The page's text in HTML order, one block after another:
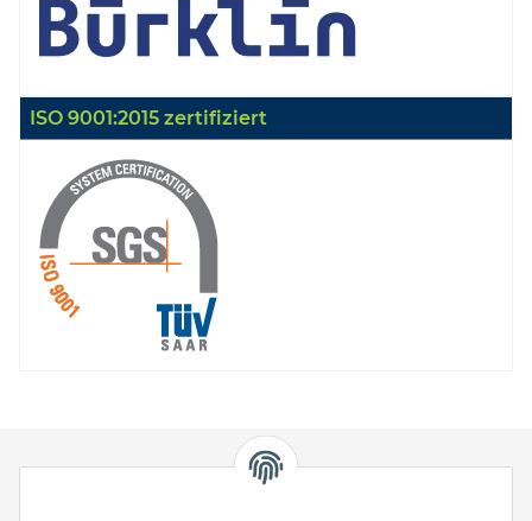
ISO 9001:2015 zertifiziert